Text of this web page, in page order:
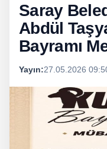
Saray
Abdül
Bayramı
Yayın:27.05.2026